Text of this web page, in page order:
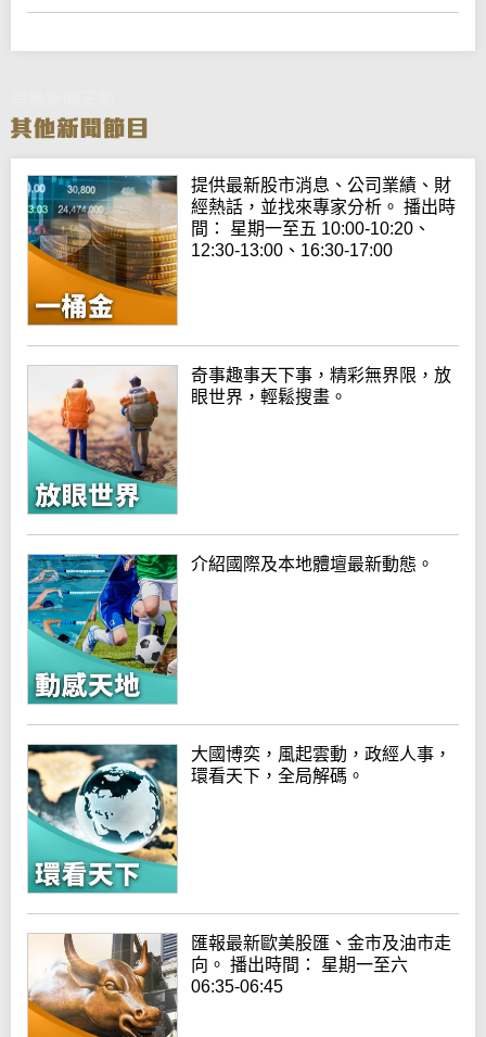
提供最新股市消息、公司業績、財
經熱話，並找來專家分析。 播出時
間： 星期一至五 10:00-10:20、
12:30-13:00、16:30-17:00
奇事趣事天下事，精彩無界限，放
眼世界，輕鬆搜畫。
介紹國際及本地體壇最新動態。
大國博奕，風起雲動，政經人事，
環看天下，全局解碼。
匯報最新歐美股匯、金市及油市走
向。 播出時間： 星期一至六
06:35-06:45